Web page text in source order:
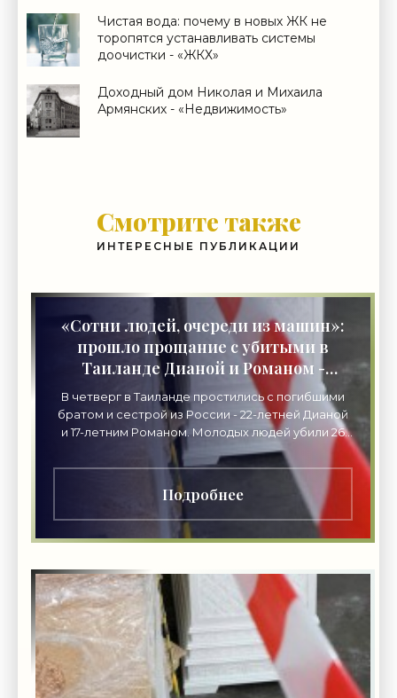
Чистая вода: почему в новых ЖК не
торопятся устанавливать системы
доочистки - «ЖКХ»
Доходный дом Николая и Михаила
Армянских - «Недвижимость»
Смотрите также
ИНТЕРЕСНЫЕ ПУБЛИКАЦИИ
«Сотни людей, очереди из машин»:
прошло прощание с убитыми в
Таиланде Дианой и Романом -
«Недвижимость»
В четверг в Таиланде простились с погибшими
братом и сестрой из России - 22-летней Дианой
и 17-летним Романом. Молодых людей убили 26
июля из-за мотоцикла. Их тела закопали в лесу.
Подробнее